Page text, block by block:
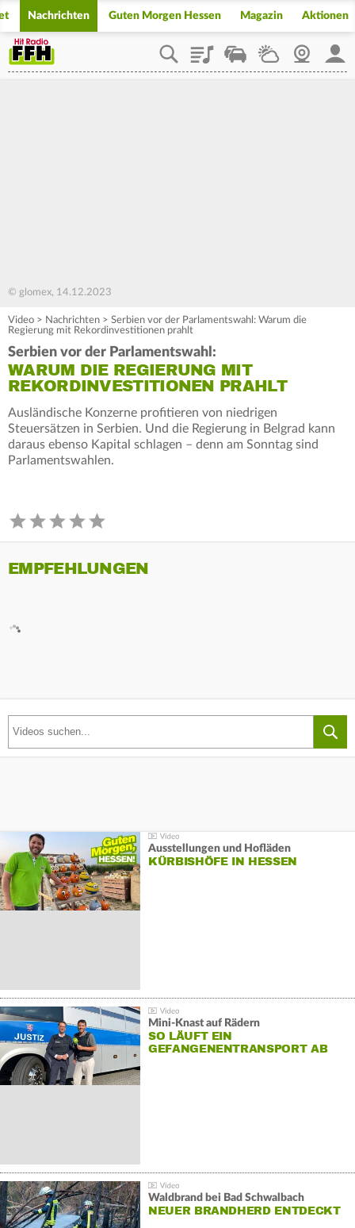
Nachrichten Guten Morgen Hessen Magazin Aktionen
PlaylistStaupilotWetterWebcam
© glomex, 14.12.2023
Video > Nachrichten > Serbien vor der Parlamentswahl: Warum die
Regierung mit Rekordinvestitionen prahlt
Serbien vor der Parlamentswahl:
WARUM DIE REGIERUNG MIT
REKORDINVESTITIONEN PRAHLT
Ausländische Konzerne profitieren von niedrigen
Steuersätzen in Serbien. Und die Regierung in Belgrad kann
daraus ebenso Kapital schlagen – denn am Sonntag sind
Parlamentswahlen.
EMPFEHLUNGEN
Ausstellungen und Hofläden
KÜRBISHÖFE IN HESSEN
Mini-Knast auf Rädern
SO LÄUFT EIN
GEFANGENENTRANSPORT AB
Waldbrand bei Bad Schwalbach
NEUER BRANDHERD ENTDECKT